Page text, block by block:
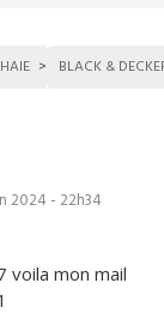
BLACK &
2024 - 22h34
voila mon mail